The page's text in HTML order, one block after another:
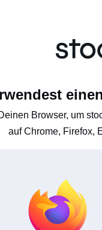
Browser, um
auf Chrome, Firefox,